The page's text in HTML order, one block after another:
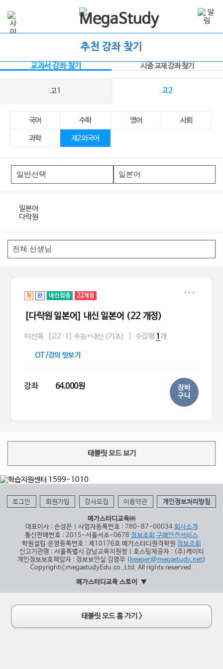
추천 강좌 찾기
교과서 강좌 찾기 시중 교재 강좌 찾기
고1 고2
국어 수학 영어 사회
과학 제2외국어
일본어
다락원
N 완 내신집중 22개정
[다락원 일본어] 내신 일본어 (22 개정)
이선옥 [고2·1] 수능+내신 (기초) 수강평 1 개
OT/강의 맛보기
강좌 64,000원
장바
구니
태블릿 모드 보기
로그인 회원가입 강사모집 이용약관 개인정보처리방침
메가스터디교육㈜
대표이사 : 손성은 | 사업자등록번호 : 780-87-00034 회사소개
통신판매번호 : 2015-서울서초-0678 정보조회 구매안전서비스
학원설립∙운영등록번호 : 제10176호 메가스터디원격학원 정보조회
신고기관명 : 서울특별시 강남교육지원청 | 호스팅제공자 : (주)케이티
개인정보보호책임자 : 정보보안실 김영무 ( keeper@megastudy.net)
CopyrightⓒmegastudyEdu.co.,Ltd. All rights reserved.
메가스터디교육 스토어
태블릿 모드 홈 가기 >